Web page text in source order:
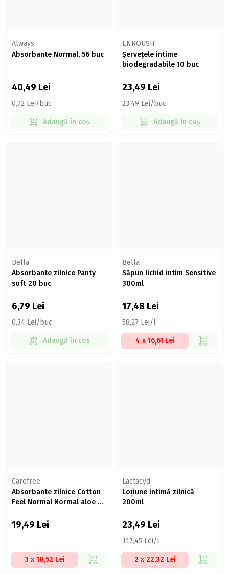
Always
Absorbante Normal, 56 buc
40,49 Lei
0,72 Lei/buc
Adaugă în coș
ENROUSH
Șervețele intime
biodegradabile 10 buc
23,49 Lei
23,49 Lei/buc
Adaugă în coș
Bella
Absorbante zilnice Panty
soft 20 buc
6,79 Lei
0,34 Lei/buc
Adaugă în coș
Bella
Săpun lichid intim Sensitive
300ml
17,48 Lei
58,27 Lei/l
4 x 16,61 Lei
Carefree
Absorbante zilnice Cotton
Feel Normal Normal aloe 56
19,49 Lei
3 x 18,52 Lei
Lactacyd
Loțiune intimă zilnică
200ml
23,49 Lei
117,45 Lei/l
2 x 22,32 Lei